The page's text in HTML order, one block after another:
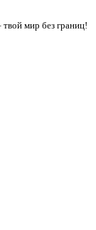
мир без границ!